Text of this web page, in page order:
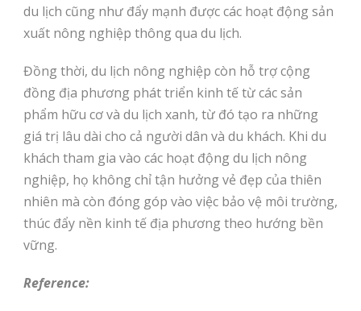
du lịch cũng như đẩy mạnh được các hoạt động sản
xuất nông nghiệp thông qua du lịch.
Đồng thời, du lịch nông nghiệp còn hỗ trợ cộng
đồng địa phương phát triển kinh tế từ các sản
phẩm hữu cơ và du lịch xanh, từ đó tạo ra những
giá trị lâu dài cho cả người dân và du khách. Khi du
khách tham gia vào các hoạt động du lịch nông
nghiệp, họ không chỉ tận hưởng vẻ đẹp của thiên
nhiên mà còn đóng góp vào việc bảo vệ môi trường,
thúc đẩy nền kinh tế địa phương theo hướng bền
vững.
Reference: